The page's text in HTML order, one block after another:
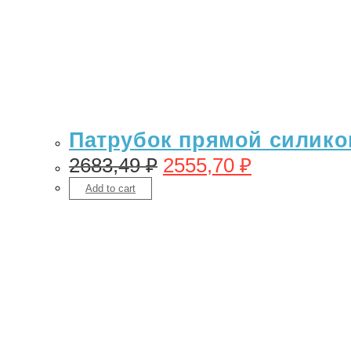
Патрубок прямой
2683,49₽ 2555,70 ₽
Add to cart